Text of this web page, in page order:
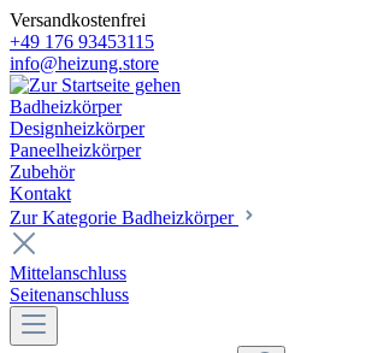
Versandkostenfrei
+49 176 93453115
info@heizung.store
Badheizkörper
Designheizkörper
Paneelheizkörper
Zubehör
Kontakt
Zur Kategorie Badheizkörper
Mittelanschluss
Seitenanschluss